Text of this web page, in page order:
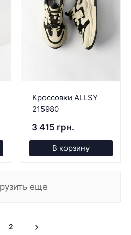
Кроссовки ALLSY
215980
3 415 грн.
В корзину
еще
2